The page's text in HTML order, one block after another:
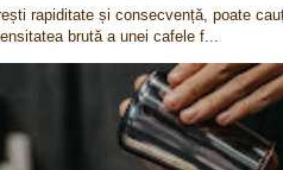
rapiditate și consecvență, poate
brută a unei cafele f...